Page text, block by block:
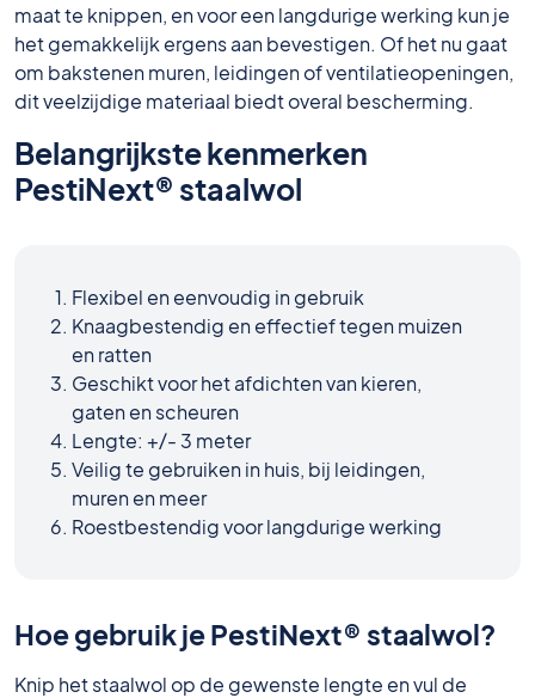
maat te knippen, en voor een langdurige werking kun je
het gemakkelijk ergens aan bevestigen. Of het nu gaat
om bakstenen muren, leidingen of ventilatieopeningen,
dit veelzijdige materiaal biedt overal bescherming.
Belangrijkste kenmerken
PestiNext® staalwol
Flexibel en eenvoudig in gebruik
Knaagbestendig en effectief tegen muizen
en ratten
Geschikt voor het afdichten van kieren,
gaten en scheuren
Lengte: +/- 3 meter
Veilig te gebruiken in huis, bij leidingen,
muren en meer
Roestbestendig voor langdurige werking
Hoe gebruik je PestiNext® staalwol?
Knip het staalwol op de gewenste lengte en vul de